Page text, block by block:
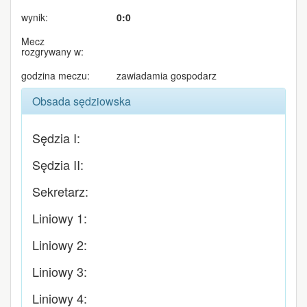
wynik:
0:0
Mecz
rozgrywany w:
godzina meczu:
zawiadamia gospodarz
Obsada sędziowska
Sędzia I:
Sędzia II:
Sekretarz:
Liniowy 1:
Liniowy 2:
Liniowy 3:
Liniowy 4: